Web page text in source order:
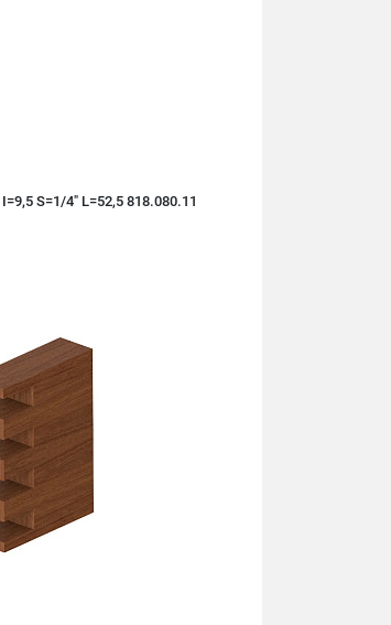
S=1/4" L=52,5 818.080.11